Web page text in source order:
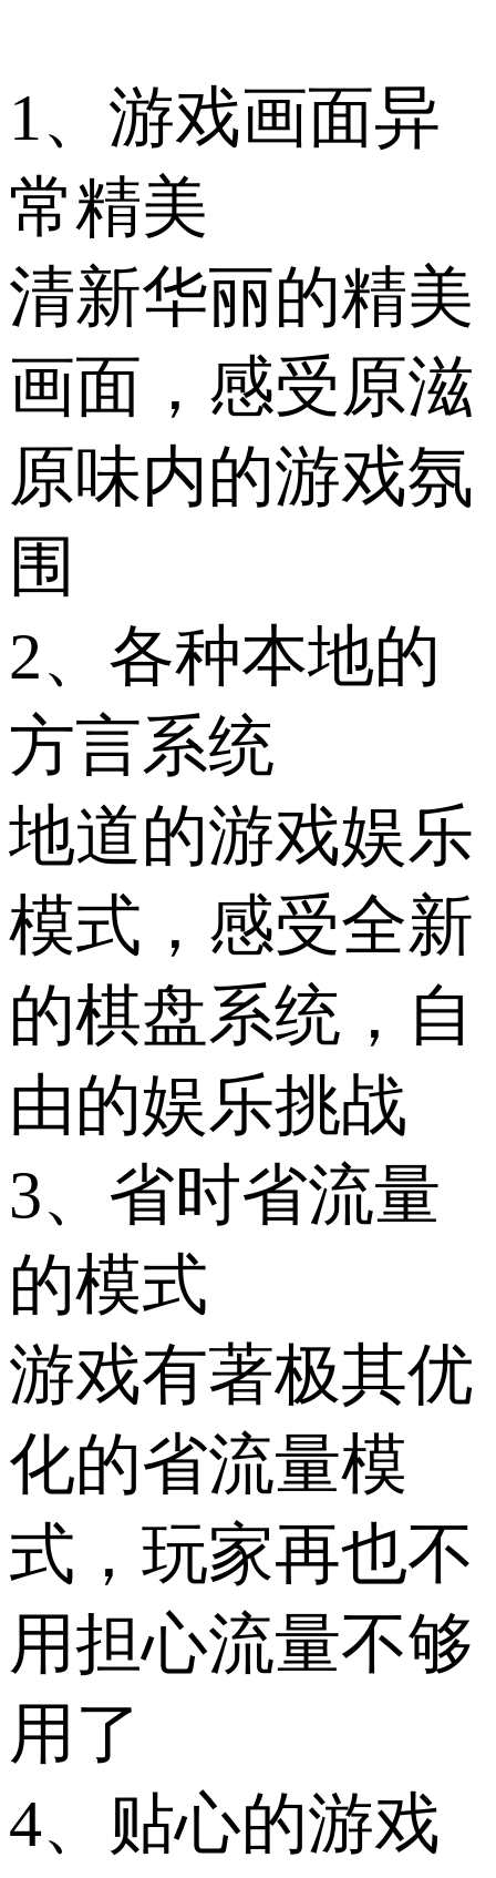
1、游戏画面异
常精美
清新华丽的精美
画面，感受原滋
原味内的游戏氛
围
2、各种本地的
方言系统
地道的游戏娱乐
模式，感受全新
的棋盘系统，自
由的娱乐挑战
3、省时省流量
的模式
游戏有著极其优
化的省流量模
式，玩家再也不
用担心流量不够
用了
4、贴心的游戏